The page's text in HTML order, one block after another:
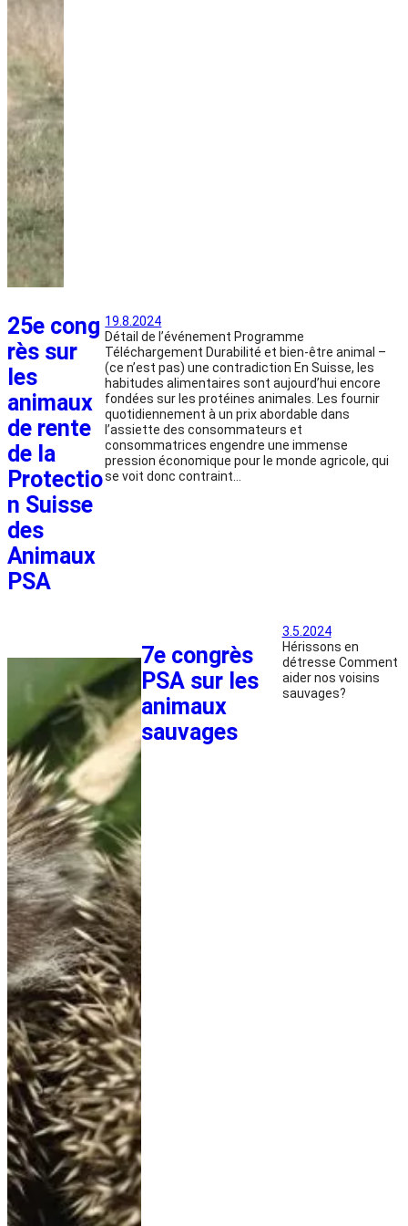
25e cong
rès sur
les
animaux
de rente
de la
Protectio
n Suisse
des
Animaux
PSA
19.8.2024
Détail de l’événement Programme
Téléchargement Durabilité et bien-être animal –
(ce n’est pas) une contradiction En Suisse, les
habitudes alimentaires sont aujourd’hui encore
fondées sur les protéines animales. Les fournir
quotidiennement à un prix abordable dans
l’assiette des consommateurs et
consommatrices engendre une immense
pression économique pour le monde agricole, qui
se voit donc contraint…
7e congrès
PSA sur les
animaux
sauvages
3.5.2024
Hérissons en
détresse Comment
aider nos voisins
sauvages?